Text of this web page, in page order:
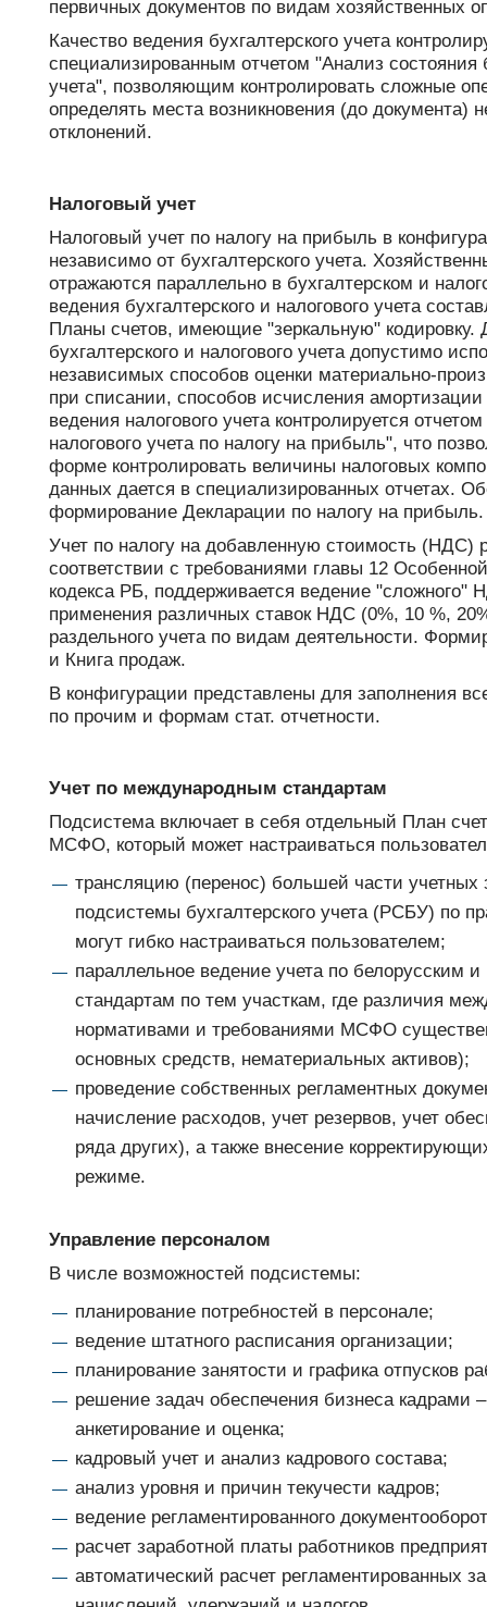
первичных документов по видам хозяйственных
Качество ведения бухгалтерского учета
специализированным отчетом "Анализ состояния
учета", позволяющим контролировать сложные
определять места возникновения (до документа)
отклонений.
Налоговый учет
Налоговый учет по налогу на прибыль в
независимо от бухгалтерского учета.
отражаются параллельно в бухгалтерском и
ведения бухгалтерского и налогового учета
Планы счетов, имеющие "зеркальную" кодировку.
бухгалтерского и налогового учета допустимо
независимых способов оценки материально-
при списании, способов исчисления амортизации
ведения налогового учета контролируется
налогового учета по налогу на прибыль", что
форме контролировать величины налоговых
данных дается в специализированных отчетах.
формирование Декларации по налогу на прибыль.
Учет по налогу на добавленную стоимость (НДС)
соответствии с требованиями главы 12
кодекса РБ, поддерживается ведение "сложного"
применения различных ставок НДС (0%, 10 %,
раздельного учета по видам деятельности.
и Книга продаж.
В конфигурации представлены для заполнения
по прочим и формам стат. отчетности.
Учет по международным стандартам
Подсистема включает в себя отдельный План
МСФО, который может настраиваться
трансляцию (перенос) большей части учетных
подсистемы бухгалтерского учета (РСБУ) по
могут гибко настраиваться пользователем;
параллельное ведение учета по белорусским
стандартам по тем участкам, где различия
нормативами и требованиями МСФО
основных средств, нематериальных активов);
проведение собственных регламентных
начисление расходов, учет резервов, учет
ряда других), а также внесение
режиме.
Управление персоналом
В числе возможностей подсистемы:
планирование потребностей в персонале;
ведение штатного расписания организации;
планирование занятости и графика отпусков
решение задач обеспечения бизнеса кадрами
анкетирование и оценка;
кадровый учет и анализ кадрового состава;
анализ уровня и причин текучести кадров;
ведение регламентированного
расчет заработной платы работников
автоматический расчет регламентированных